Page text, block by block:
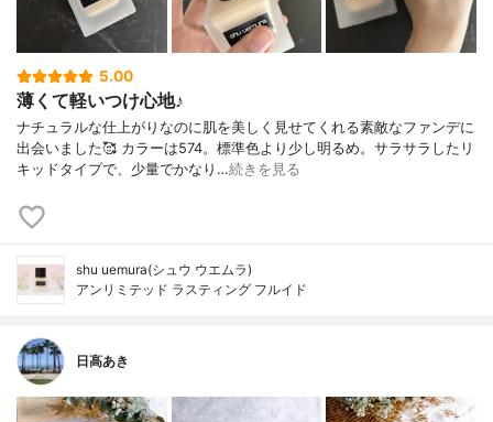
5.00
薄くて軽いつけ心地♪
ナチュラルな仕上がりなのに肌を美しく見せてくれる素敵なファンデに
出会いました🥰 カラーは574。標準色より少し明るめ。サラサラしたリ
キッドタイプで、少量でかなり…続きを見る
shu uemura(シュウ ウエムラ)
アンリミテッド ラスティング フルイド
日高あき